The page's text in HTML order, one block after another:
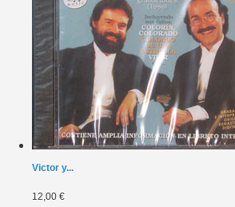
Victor y...
12,00 €